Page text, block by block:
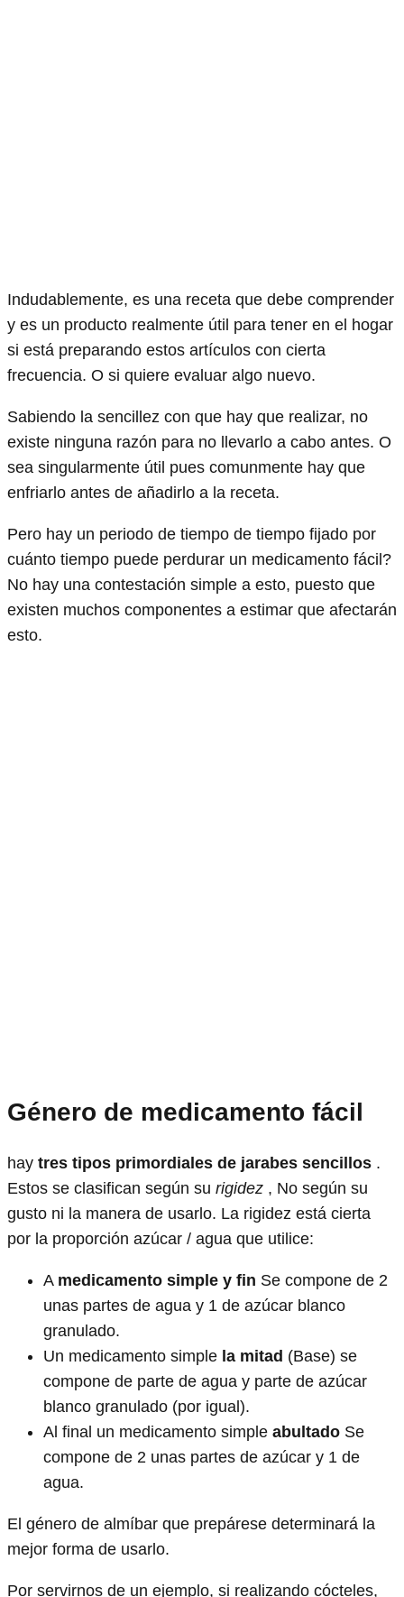
Indudablemente, es una receta que debe comprender
y es un producto realmente útil para tener en el hogar
si está preparando estos artículos con cierta
frecuencia. O si quiere evaluar algo nuevo.
Sabiendo la sencillez con que hay que realizar, no
existe ninguna razón para no llevarlo a cabo antes. O
sea singularmente útil pues comunmente hay que
enfriarlo antes de añadirlo a la receta.
Pero hay un periodo de tiempo de tiempo fijado por
cuánto tiempo puede perdurar un medicamento fácil?
No hay una contestación simple a esto, puesto que
existen muchos componentes a estimar que afectarán
esto.
Género de medicamento fácil
hay tres tipos primordiales de jarabes sencillos .
Estos se clasifican según su rigidez , No según su
gusto ni la manera de usarlo. La rigidez está cierta
por la proporción azúcar / agua que utilice:
A medicamento simple y fin Se compone de 2
unas partes de agua y 1 de azúcar blanco
granulado.
Un medicamento simple la mitad (Base) se
compone de parte de agua y parte de azúcar
blanco granulado (por igual).
Al final un medicamento simple abultado Se
compone de 2 unas partes de azúcar y 1 de
agua.
El género de almíbar que prepárese determinará la
mejor forma de usarlo.
Por servirnos de un ejemplo, si realizando cócteles,